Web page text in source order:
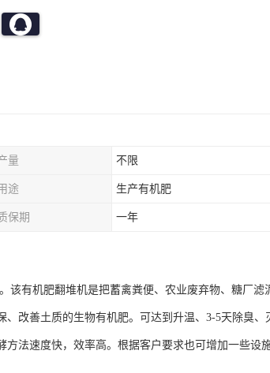
量 不限
途 生产有机肥
保期 一年
有机肥翻堆机是把蓄禽粪便、农业废弃物、糖厂滤
改善土质的生物有机肥。可达到升温、3-5天除臭、
法速度快，效率高。根据客户要求也可增加一些设